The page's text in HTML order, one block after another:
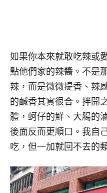
如果你本來就敢吃辣或
點他們家的辣醬。不是
辣，而是微微提香、辣
的鹹香其實很合。拌開
體，蚵仔的鮮、大腸的
後面反而更順口。我自
吃，但一加就回不去的